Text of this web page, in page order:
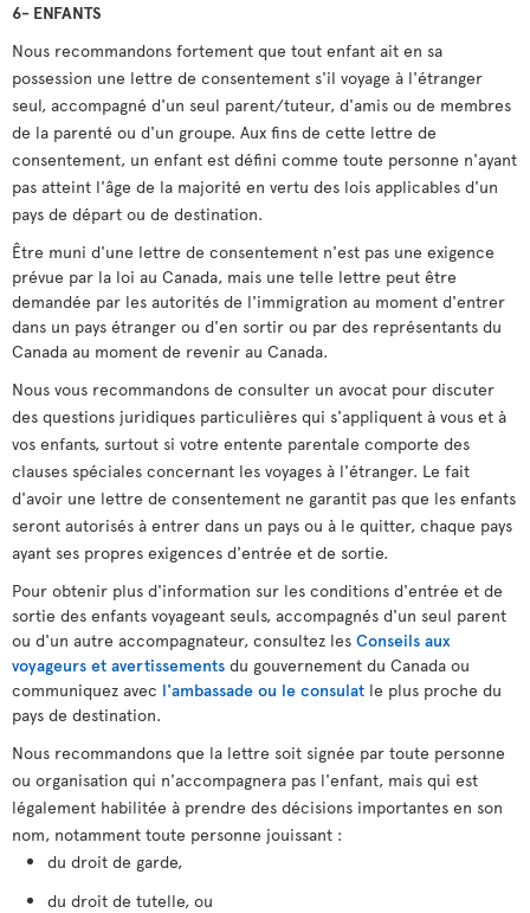
6- ENFANTS
Nous recommandons fortement que tout enfant ait en sa
possession une lettre de consentement s'il voyage à l'étranger
seul, accompagné d'un seul parent/tuteur, d'amis ou de membres
de la parenté ou d'un groupe. Aux fins de cette lettre de
consentement, un enfant est défini comme toute personne n'ayant
pas atteint l'âge de la majorité en vertu des lois applicables d'un
pays de départ ou de destination.
Être muni d'une lettre de consentement n'est pas une exigence
prévue par la loi au Canada, mais une telle lettre peut être
demandée par les autorités de l'immigration au moment d'entrer
dans un pays étranger ou d'en sortir ou par des représentants du
Canada au moment de revenir au Canada.
Nous vous recommandons de consulter un avocat pour discuter
des questions juridiques particulières qui s'appliquent à vous et à
vos enfants, surtout si votre entente parentale comporte des
clauses spéciales concernant les voyages à l'étranger. Le fait
d'avoir une lettre de consentement ne garantit pas que les enfants
seront autorisés à entrer dans un pays ou à le quitter, chaque pays
ayant ses propres exigences d'entrée et de sortie.
Pour obtenir plus d'information sur les conditions d'entrée et de
sortie des enfants voyageant seuls, accompagnés d'un seul parent
ou d'un autre accompagnateur, consultez les Conseils aux
voyageurs et avertissements du gouvernement du Canada ou
communiquez avec l'ambassade ou le consulat le plus proche du
pays de destination.
Nous recommandons que la lettre soit signée par toute personne
ou organisation qui n'accompagnera pas l'enfant, mais qui est
légalement habilitée à prendre des décisions importantes en son
nom, notamment toute personne jouissant :
du droit de garde,
du droit de tutelle, ou